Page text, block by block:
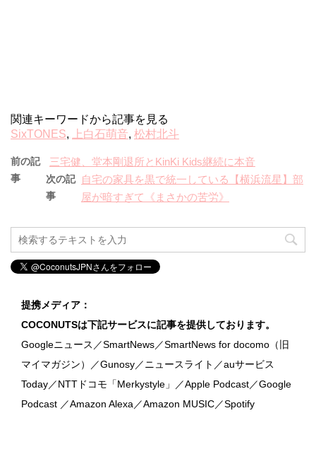
関連キーワードから記事を見る
SixTONES, 上白石萌音, 松村北斗
前の記
事
三宅健、堂本剛退所とKinKi Kids継続に本音
次の記
事
自宅の家具を黒で統一している【横浜流星】部
屋が暗すぎて《まさかの苦労》
提携メディア：
COCONUTSは下記サービスに記事を提供しております。
Googleニュース／SmartNews／SmartNews for docomo（旧
マイマガジン）／Gunosy／ニュースライト／auサービス
Today／NTTドコモ「Merkystyle」／Apple Podcast／Google
Podcast ／Amazon Alexa／Amazon MUSIC／Spotify